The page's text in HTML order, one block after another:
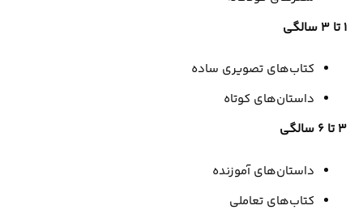
1 تا 3 سالگی
کتاب‌های تصویری ساده
داستان‌های کوتاه
3 تا 6 سالگی
داستان‌های آموزنده
کتاب‌های تعاملی